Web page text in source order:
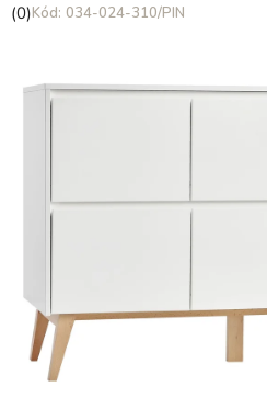
Průměrné
(0) 034-024-310/PIN